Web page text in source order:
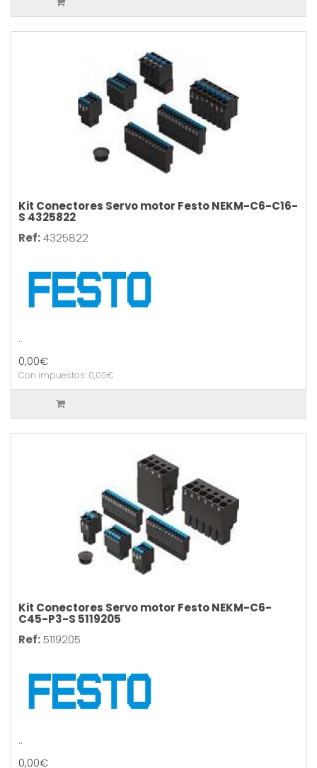
Kit Conectores Servo motor Festo NEKM-C6-C16-
S 4325822
Ref:4325822
..
0,00€
Con impuestos: 0,00€
Kit Conectores Servo motor Festo NEKM-C6-
C45-P3-S 5119205
Ref:5119205
..
0,00€